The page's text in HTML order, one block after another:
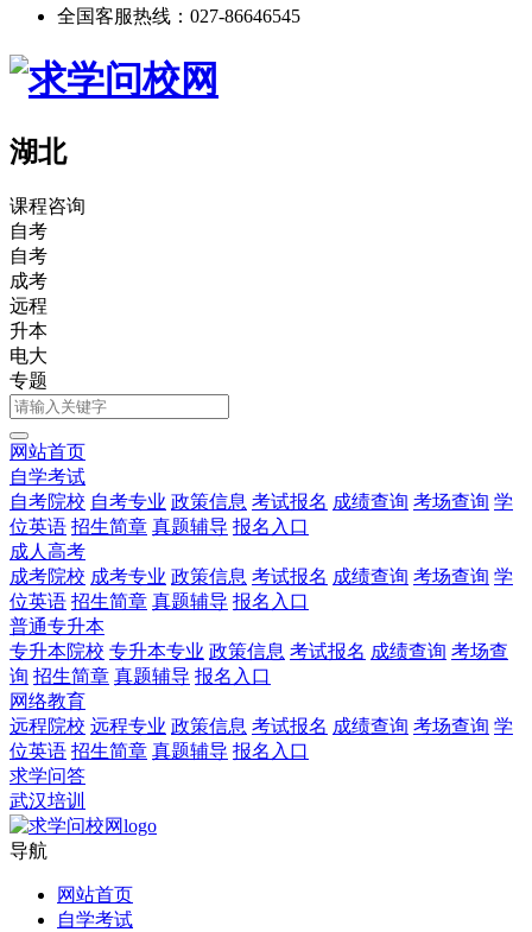
全国客服热线：027-86646545
湖北
课程咨询
自考
自考
成考
远程
升本
电大
专题
网站首页
自学考试
自考院校 自考专业 政策信息 考试报名 成绩查询 考场查询 学
位英语 招生简章 真题辅导 报名入口
成人高考
成考院校 成考专业 政策信息 考试报名 成绩查询 考场查询 学
位英语 招生简章 真题辅导 报名入口
普通专升本
专升本院校 专升本专业 政策信息 考试报名 成绩查询 考场查
询 招生简章 真题辅导 报名入口
网络教育
远程院校 远程专业 政策信息 考试报名 成绩查询 考场查询 学
位英语 招生简章 真题辅导 报名入口
求学问答
武汉培训
导航
网站首页
自学考试